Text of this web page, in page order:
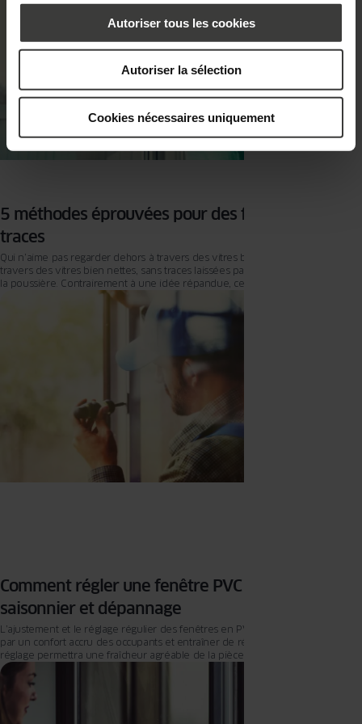
Autoriser tous les cookies
Autoriser la sélection
Cookies nécessaires uniquement
5 méthodes éprouvées pour des fenêtres sans
traces
Qui n’aime pas regarder dehors à travers des vitres bien propres ? Surtout à
travers des vitres bien nettes, sans traces laissées par les gouttes de pluie ou
la poussière. Contrairement à une idée répandue, ce n’est pas si difficile
d’obtenir ce résultat, quelques astuces suffisent. Comment nettoyer ses vitres
sans laisser de traces ? Nous vous présentons cinq méthodes éprouvées
Comment régler une fenêtre PVC : ajustement
saisonnier et dépannage
L’ajustement et le réglage régulier des fenêtres en PVC peuvent se traduire
par un confort accru des occupants et entraîner de réelles économies. Ce
réglage permettra une fraîcheur agréable de la pièce en été. En hiver, en
revanche, il empêchera que la chaleur ne s’échappe vers l’extérieur. La
plupart de ces réglages se font en quelques minutes, avec une simple clé et
un peu de méthode. Voici comment régler votre fenêtre PVC vous-même, du
passage en mode été ou hiver jusqu’au dépannage d’un ouvrant qui ferme